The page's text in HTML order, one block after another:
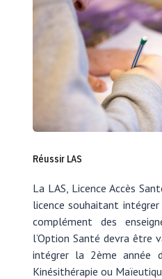
Réussir LAS
La LAS, Licence Accès
licence souhaitant
complément des
l’Option Santé devra être
intégrer la 2ème année
Kinésithérapie ou